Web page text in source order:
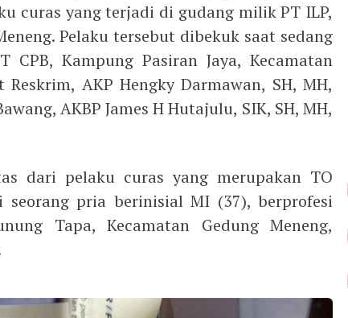
curas yang terjadi di gudang milik PT ILP,
Pelaku tersebut dibekuk saat sedang
CPB, Kampung Pasiran Jaya, Kecamatan
Reskrim, AKP Hengky Darmawan, SH, MH,
AKBP James H Hutajulu, SIK, SH, MH,
dari pelaku curas yang merupakan TO
seorang pria berinisial MI (37), berprofesi
Tapa, Kecamatan Gedung Meneng,